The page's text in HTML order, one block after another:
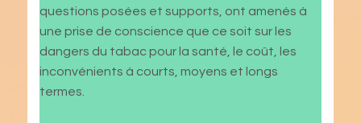
questions posées et supports, ont amenés à
une prise de conscience que ce soit sur les
dangers du tabac pour la santé, le coût, les
inconvénients à courts, moyens et longs
termes.